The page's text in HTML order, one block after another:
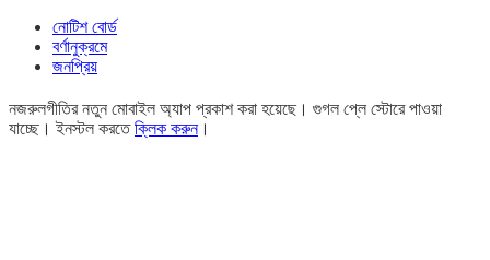
নোটিশ বোর্ড
বর্ণানুক্রমে
জনপ্রিয়
নজরুলগীতির নতুন মোবাইল অ্যাপ প্রকাশ করা হয়েছে। গুগল প্লে স্টোরে পাওয়া
যাচ্ছে। ইনস্টল করতেক্লিক করুন।